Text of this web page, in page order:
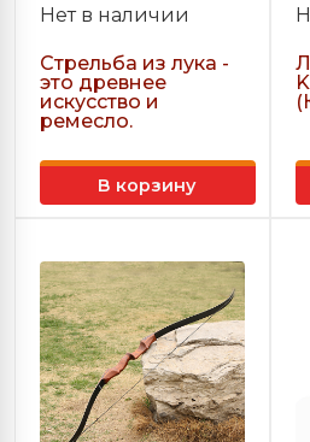
Нет в наличии
Стрельба из лука -
это древнее
искусство и
ремесло.
В корзину